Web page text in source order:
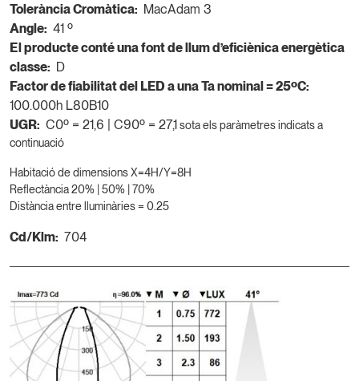
Tolerància Cromàtica: MacAdam 3
Angle: 41 º
El producte conté una font de llum d’eficiènica energètica
classe: D
Factor de fiabilitat del LED a una Ta nominal = 25ºC:
100.000h L80B10
UGR: C0º = 21,6 | C90º = 27,1sota els paràmetres indicats a
continuació
Habitació de dimensions X=4H/Y=8H
Reflectància 20% | 50% | 70%
Distància entre lluminàries = 0.25
Cd/Klm: 704